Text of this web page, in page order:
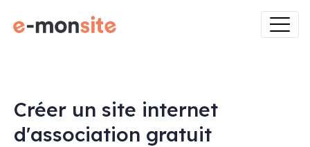
Créer un site internet
d'association gratuit